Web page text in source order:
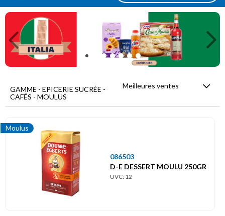
Promotions
Déstockage
Menu
principal
Epicerie
sucrée
Previous
GAMME - EPICERIE SUCRÉE -
CAFÉS - MOULUS
Meilleures ventes
Moulus
086503
D-E DESSERT MOULU 250GR
UVC: 12